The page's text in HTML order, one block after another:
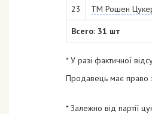
23 ТМ Рошен
Всего: 31 шт
* У разі фактичної
Продавець має право
* Залежно від партії